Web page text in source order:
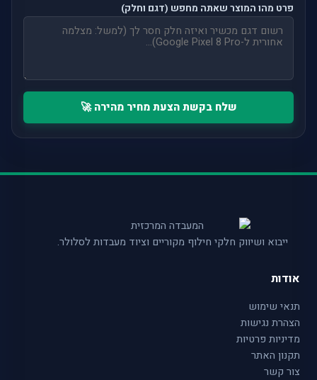
פרט מהו המוצר שאתה מחפש (דגם וחלק)
שלח בקשת הצעת מחיר מהירה 🚀
ייבוא ושיווק חלקי חילוף מקוריים וציוד מעבדות לסלולר.
אודות
תנאי שימוש
הצהרת נגישות
מדיניות פרטיות
תקנון האתר
צור קשר